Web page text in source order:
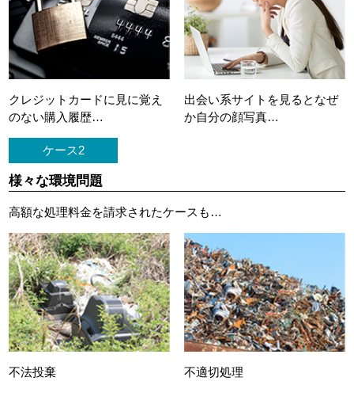
クレジットカードに 見に覚え
のない購入履歴…
出会い系サイトを見ると なぜ
か自分の顔写真…
ケース2
様々な環境問題
高額な処理料金を請求されたケースも…
不法投棄 不適切処理